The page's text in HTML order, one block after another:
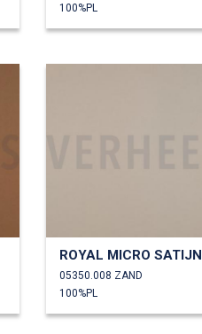
100%PL
ROYAL MICRO SATIJN
05350.008 ZAND
100%PL